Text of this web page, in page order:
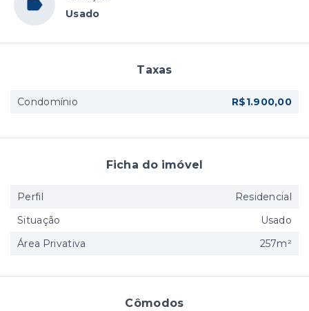
Usado
Cômodos
Taxas
Condomínio R$1.900,00
Ficha do imóvel
Perfil
Residencial
Situação
Usado
Área Privativa
257m²